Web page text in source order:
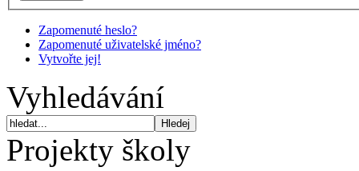
Zapomenuté heslo?
Zapomenuté uživatelské jméno?
Vytvořte jej!
Vyhledávání
Projekty školy